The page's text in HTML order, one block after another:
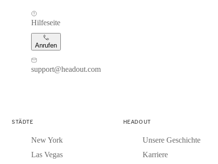
Hilfeseite
Anrufen
support@headout.com
STÄDTE
New York
Las Vegas
HEADOUT
Unsere Geschichte
Karriere